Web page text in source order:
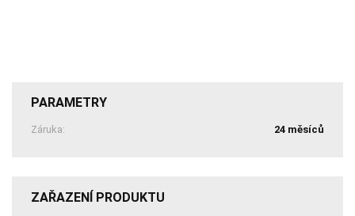
PARAMETRY
Záruka: 24 měsíců
ZAŘAZENÍ PRODUKTU